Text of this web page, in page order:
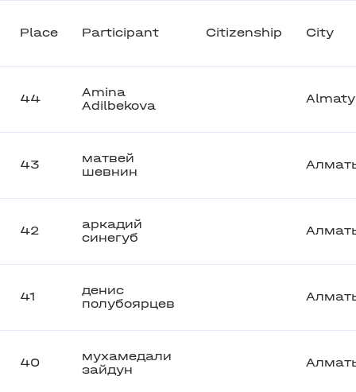
Place Participant Citizenship City
44
Amina
Adilbekova
Almaty
43
матвей
шевнин
42
аркадий
синегуб
41
денис
полубоярцев
40
мухамедали
зайдун